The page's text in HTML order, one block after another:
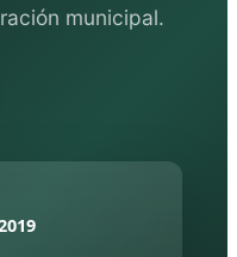
municipal.